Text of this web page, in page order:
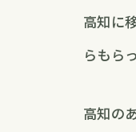
高知に
らもら
高知の